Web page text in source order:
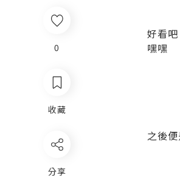
0
收藏
分享
好看吧
嘿嘿
之後